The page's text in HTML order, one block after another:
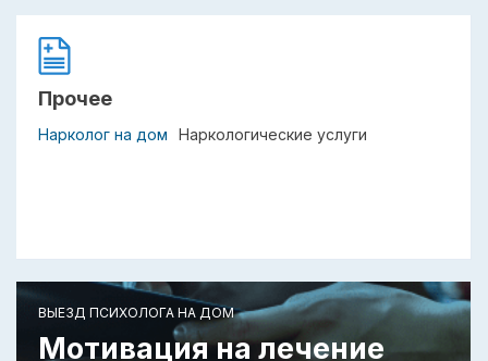
Прочее
Нарколог на дом Наркологические услуги
ВЫЕЗД ПСИХОЛОГА НА ДОМ
Мотивация на лечение